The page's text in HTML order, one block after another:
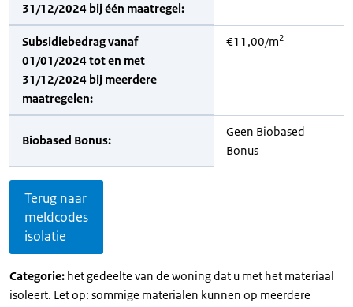
31/12/2024 bij één maatregel:
Subsidiebedrag vanaf
01/01/2024 tot en met
31/12/2024 bij meerdere
maatregelen:
€11,00/m2
Biobased Bonus:
Geen Biobased
Bonus
Terug naar
meldcodes
isolatie
Categorie: het gedeelte van de woning dat u met het materiaal
isoleert. Let op: sommige materialen kunnen op meerdere